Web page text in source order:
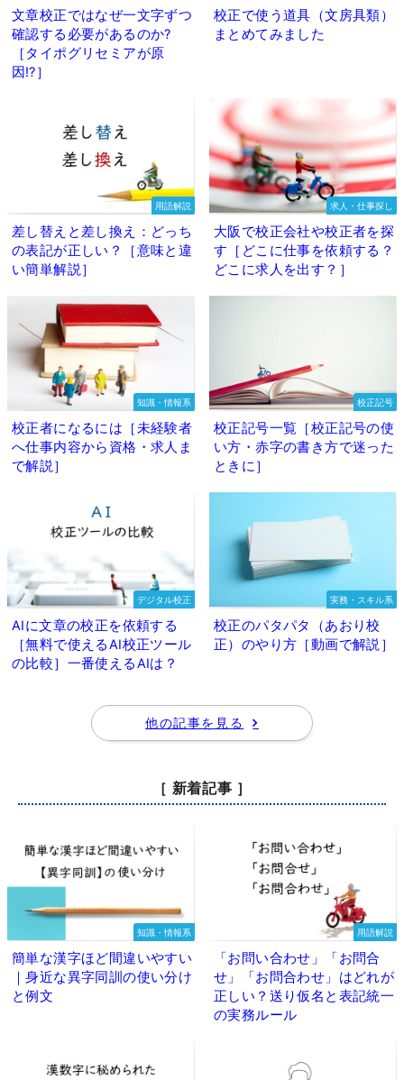
文章校正ではなぜ一文字ずつ
確認する必要があるのか?
［タイポグリセミアが原
因⁉］
校正で使う道具（文房具類）
まとめてみました
用語解説
差し替えと差し換え：どっち
の表記が正しい？［意味と違
い簡単解説］
求人・仕事探し
大阪で校正会社や校正者を探
す［どこに仕事を依頼する？
どこに求人を出す？］
知識・情報系
校正者になるには［未経験者
へ仕事内容から資格・求人ま
で解説］
校正記号
校正記号一覧［校正記号の使
い方・赤字の書き方で迷った
ときに］
デジタル校正
AIに文章の校正を依頼する
［無料で使えるAI校正ツール
の比較］一番使えるAIは？
実務・スキル系
校正のパタパタ（あおり校
正）のやり方［動画で解説］
他の記事を見る
［ 新着記事 ］
知識・情報系
簡単な漢字ほど間違いやすい
｜身近な異字同訓の使い分け
と例文
用語解説
「お問い合わせ」「お問合
せ」「お問合わせ」はどれが
正しい？送り仮名と表記統一
の実務ルール